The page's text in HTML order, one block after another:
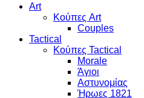
Art
Κούπες Art
Couples
Tactical
Κούπες Tactical
Morale
Άγιοι
Αστυνομίας
Ήρωες 1821